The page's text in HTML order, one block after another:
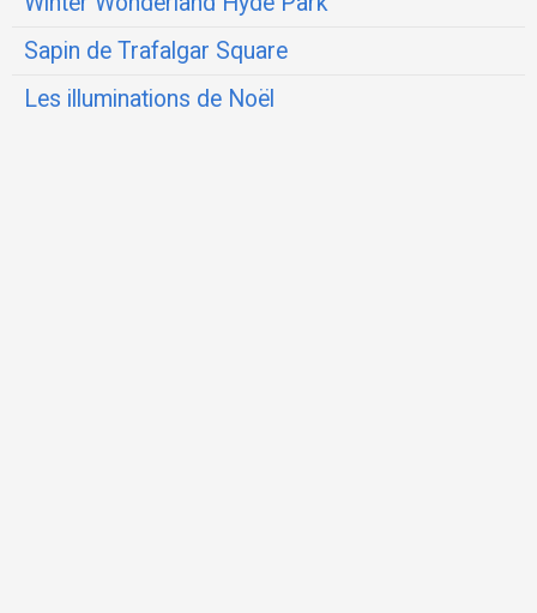
Sapin de Trafalgar Square
Les illuminations de Noël